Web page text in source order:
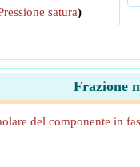
satura)
Frazione
del componente in